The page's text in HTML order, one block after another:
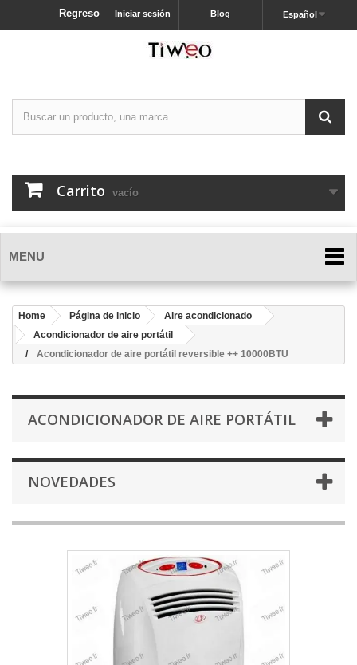
Español
Blog
Iniciar sesión
Regreso
Carrito vacío
MENU
Home Página de inicio
Aire acondicionado
Acondicionador de aire portátil
Acondicionador de aire portátil reversible ++ 10000BTU
ACONDICIONADOR DE AIRE PORTÁTIL
NOVEDADES